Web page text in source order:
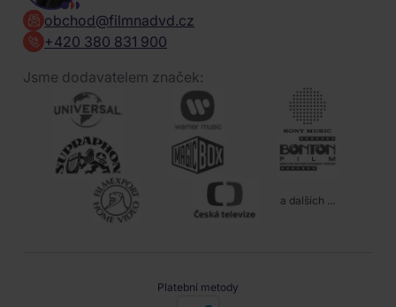
obchod@filmnadvd.cz
+420 380 831 900
Jsme dodavatelem značek:
a dalších ...
Platební metody